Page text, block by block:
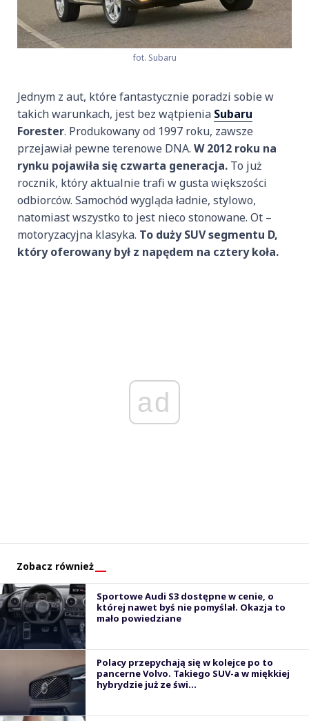
fot. Subaru
Jednym z aut, które fantastycznie poradzi sobie w
takich warunkach, jest bez wątpienia Subaru
Forester. Produkowany od 1997 roku, zawsze
przejawiał pewne terenowe DNA. W 2012 roku na
rynku pojawiła się czwarta generacja. To już
rocznik, który aktualnie trafi w gusta większości
odbiorców. Samochód wygląda ładnie, stylowo,
natomiast wszystko to jest nieco stonowane. Ot –
motoryzacyjna klasyka. To duży SUV segmentu D,
który oferowany był z napędem na cztery koła.
ad
Zobacz również
Sportowe Audi S3 dostępne w cenie, o
której nawet byś nie pomyślał. Okazja to
mało powiedziane
Polacy przepychają się w kolejce po to
pancerne Volvo. Takiego SUV-a w miękkiej
hybrydzie już ze świ...